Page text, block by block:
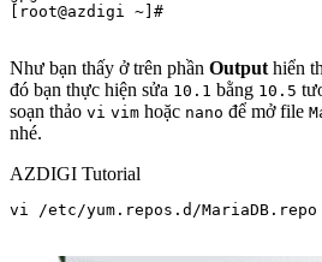
[root@azdigi ~]#
Như bạn thấy ở trên phần Outputhiển
đó bạn thực hiện sửa 10.1 bằng 10.5
soạn thảo vi vim hoặc nano để mở file
nhé.
AZDIGI Tutorial
vi /etc/yum.repos.d/MariaDB.repo